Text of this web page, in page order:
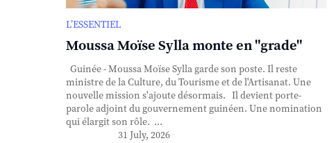
L’ESSENTIEL
Moussa Moïse Sylla monte en "grade"
Guinée - Moussa Moïse Sylla garde son poste. Il reste
ministre de la Culture, du Tourisme et de l'Artisanat. Une
nouvelle mission s'ajoute désormais. Il devient porte-
parole adjoint du gouvernement guinéen. Une nomination
qui élargit son rôle. ...
31 July, 2026